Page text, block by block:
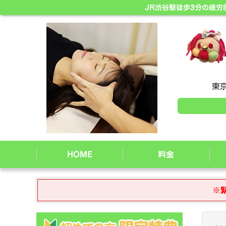
JR渋谷駅徒歩3分の疲労
東
HOME 料金
※